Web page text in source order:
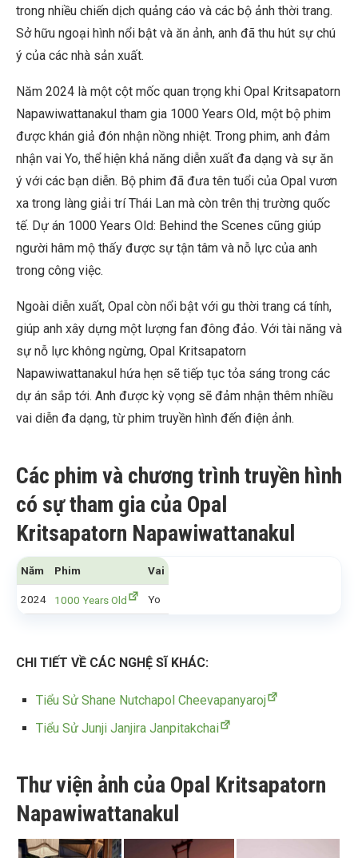
trong nhiều chiến dịch quảng cáo và các bộ ảnh thời trang.
Sở hữu ngoại hình nổi bật và ăn ảnh, anh đã thu hút sự chú
ý của các nhà sản xuất.
Năm 2024 là một cột mốc quan trọng khi Opal Kritsapatorn
Napawiwattanakul tham gia 1000 Years Old, một bộ phim
được khán giả đón nhận nồng nhiệt. Trong phim, anh đảm
nhận vai Yo, thể hiện khả năng diễn xuất đa dạng và sự ăn
ý với các bạn diễn. Bộ phim đã đưa tên tuổi của Opal vươn
xa trong làng giải trí Thái Lan mà còn trên thị trường quốc
tế. Dự án 1000 Years Old: Behind the Scenes cũng giúp
người hâm mộ thấy được sự tận tâm và nỗ lực của anh
trong công việc.
Ngoài diễn xuất, Opal còn nổi bật với gu thời trang cá tính,
giúp anh xây dựng một lượng fan đông đảo. Với tài năng và
sự nỗ lực không ngừng, Opal Kritsapatorn
Napawiwattanakul hứa hẹn sẽ tiếp tục tỏa sáng trong các
dự án sắp tới. Anh được kỳ vọng sẽ đảm nhận thêm nhiều
vai diễn đa dạng, từ phim truyền hình đến điện ảnh.
Các phim và chương trình truyền hình
có sự tham gia của Opal
Kritsapatorn Napawiwattanakul
Năm Phim Vai
2024 1000 Years Old Yo
CHI TIẾT VỀ CÁC NGHỆ SĨ KHÁC:
Tiểu Sử Shane Nutchapol Cheevapanyaroj
Tiểu Sử Junji Janjira Janpitakchai
Thư viện ảnh của Opal Kritsapatorn
Napawiwattanakul